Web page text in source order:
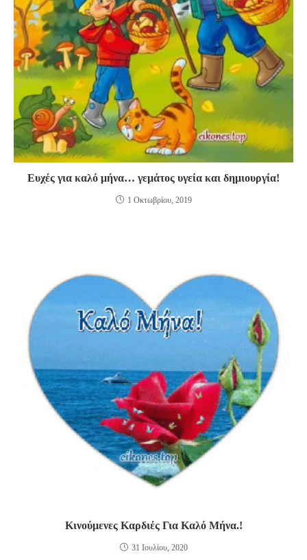
Ευχές για καλό μήνα… γεμάτος υγεία και δημιουργία!
1 Οκτωβρίου, 2019
Κινούμενες Καρδιές Για Καλό Μήνα.!
31 Ιουλίου, 2020